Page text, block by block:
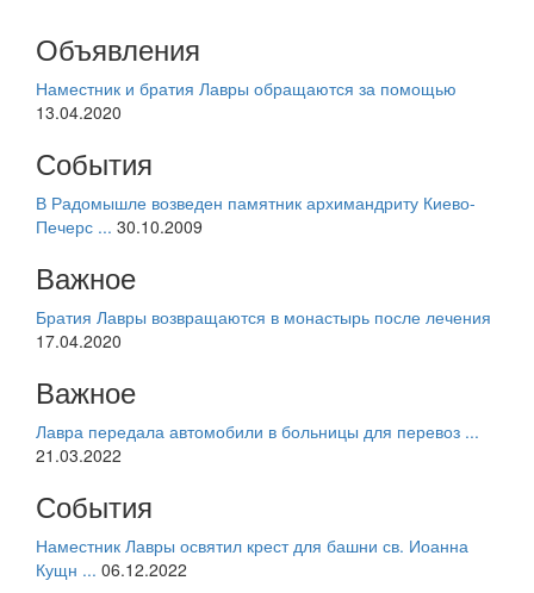
Объявления
Наместник и братия Лавры обращаются за помощью
13.04.2020
События
В Радомышле возведен памятник архимандриту Киево-
Печерс ... 30.10.2009
Важное
Братия Лавры возвращаются в монастырь после лечения
17.04.2020
Важное
Лавра передала автомобили в больницы для перевоз ...
21.03.2022
События
Наместник Лавры освятил крест для башни св. Иоанна
Кущн ... 06.12.2022